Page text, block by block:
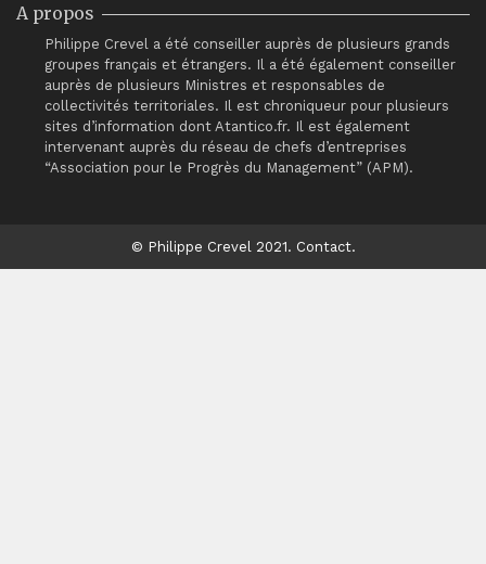
A propos
Philippe Crevel a été conseiller auprès de plusieurs grands
groupes français et étrangers. Il a été également conseiller
auprès de plusieurs Ministres et responsables de
collectivités territoriales. Il est chroniqueur pour plusieurs
sites d’information dont Atantico.fr. Il est également
intervenant auprès du réseau de chefs d’entreprises
“Association pour le Progrès du Management” (APM).
© Philippe Crevel 2021. Contact.